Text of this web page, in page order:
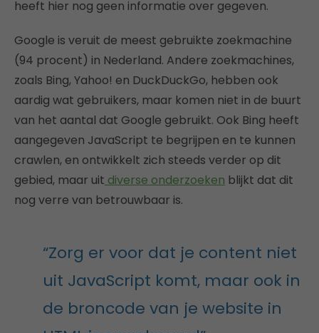
heeft hier nog geen informatie over gegeven.
Google is veruit de meest gebruikte zoekmachine
(94 procent) in Nederland. Andere zoekmachines,
zoals Bing, Yahoo! en DuckDuckGo, hebben ook
aardig wat gebruikers, maar komen niet in de buurt
van het aantal dat Google gebruikt. Ook Bing heeft
aangegeven JavaScript te begrijpen en te kunnen
crawlen, en ontwikkelt zich steeds verder op dit
gebied, maar uit diverse onderzoeken blijkt dat dit
nog verre van betrouwbaar is.
“Zorg er voor dat je content niet
uit JavaScript komt, maar ook in
de broncode van je website in